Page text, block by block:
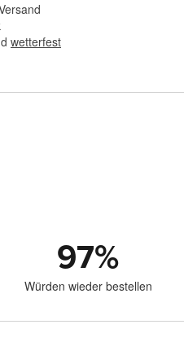
wetterfest
97%
Würden wieder bestellen